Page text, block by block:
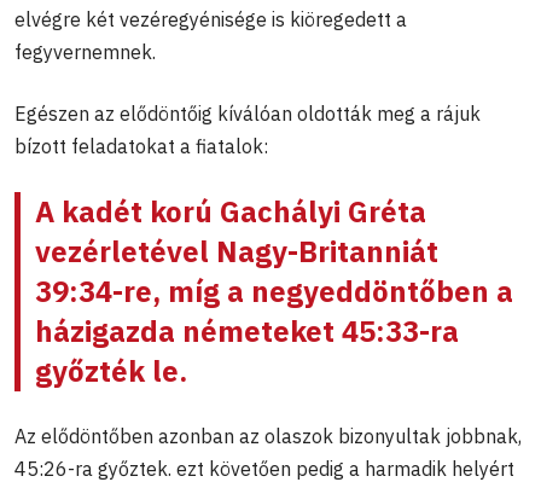
elvégre két vezéregyénisége is kiöregedett a
fegyvernemnek.
Egészen az elődöntőig kíválóan oldották meg a rájuk
bízott feladatokat a fiatalok:
A kadét korú Gachályi Gréta
vezérletével Nagy-Britanniát
39:34-re, míg a negyeddöntőben a
házigazda németeket 45:33-ra
győzték le.
Az elődöntőben azonban az olaszok bizonyultak jobbnak,
45:26-ra győztek. ezt követően pedig a harmadik helyért